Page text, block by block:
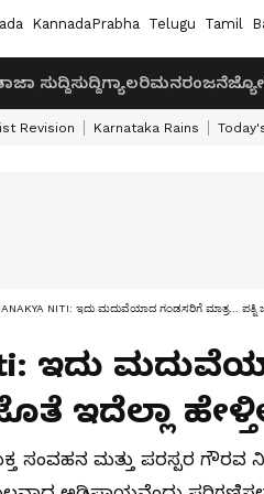
KannadaPrabha Telugu Tamil
ಸುದ್ದಿಸುದ್ದಿಗ್ಯಾಲರಿಮನರಂಜನೆ
Revision Karnataka Rains
NITI: ಇದು ಮದುವೆಯಾದ ಗಂಡಸರಿಗೆ ಮಾತ್ರ… ಪತ್ನಿ
ಇದು
ಇದೆಲ್ಲಾ
ಸಂವಹನ ಮತ್ತು ಪರಸ್ಪರ ಗೌರವ